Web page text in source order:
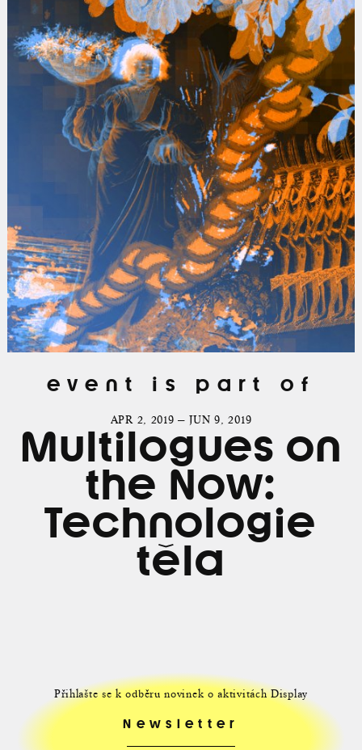
event is part of
APR 2, 2019 — JUN 9, 2019
Multilogues on
the Now:
Technologie
těla
Přihlašte se k odběru novinek o aktivitách Display
Newsletter